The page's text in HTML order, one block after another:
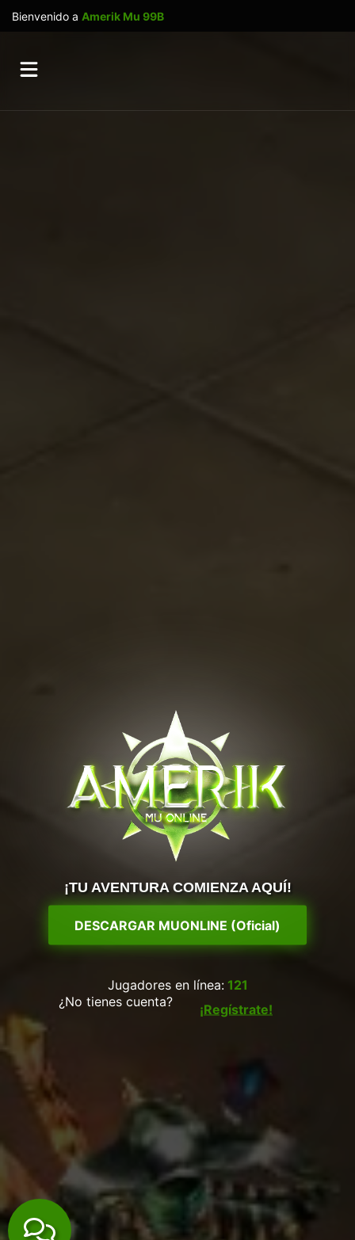
Bienvenido a Amerik Mu 99B
¡TU AVENTURA COMIENZA AQUÍ!
DESCARGAR MUONLINE (Oficial)
Jugadores en línea: 121
¿No tienes cuenta?
¡Regístrate!